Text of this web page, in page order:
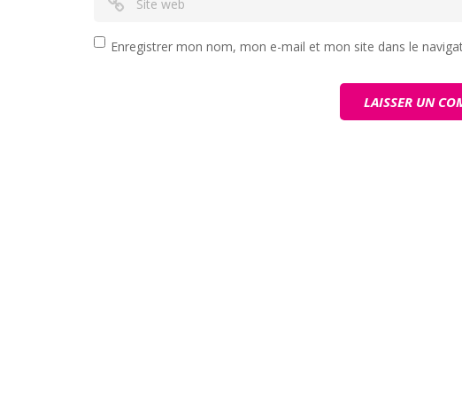
Enregistrer mon nom, mon e-mail et mon site dans le